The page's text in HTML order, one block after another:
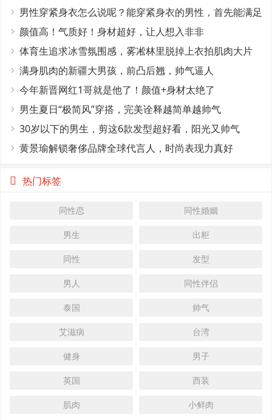
男性穿紧身衣怎么说呢？能穿紧身衣的男性，首先能满足
这4个条件
颜值高！气质好！身材超好，让人想入非非
体育生追求冰雪氛围感，雾凇林里脱掉上衣拍肌肉大片
满身肌肉的新疆大男孩，前凸后翘，帅气逼人
今年新晋网红1哥就是他了！颜值+身材太绝了
男生夏日“极简风”穿搭，完美诠释越简单越帅气
30岁以下的男生，剪这6款发型超好看，阳光又帅气
黄景瑜解锁奢侈品牌全球代言人，时尚表现力真好
热门标签
同性恋 同性婚姻
男生 出柜
同性 发型
男人 同性伴侣
泰国 帅气
艾滋病 台湾
健身 男子
英国 西装
肌肉 小鲜肉